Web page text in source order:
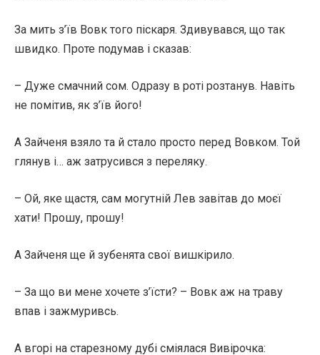
За мить з’їв Вовк того піскаря. Здивувався, що так
швидко. Проте подумав і сказав:
– Дуже смачний сом. Одразу в роті розтанув. Навіть
не помітив, як з’їв його!
А Зайченя взяло та й стало просто перед Вовком. Той
глянув і… аж затрусився з переляку.
– Ой, яке щастя, сам могутній Лев завітав до моєї
хати! Прошу, прошу!
А Зайченя ще й зубенята свої вишкірило.
– За що ви мене хочете з’їсти? – Вовк аж на траву
впав і зажмуривсь.
А вгорі на старезному дубі сміялася Вивірочка: